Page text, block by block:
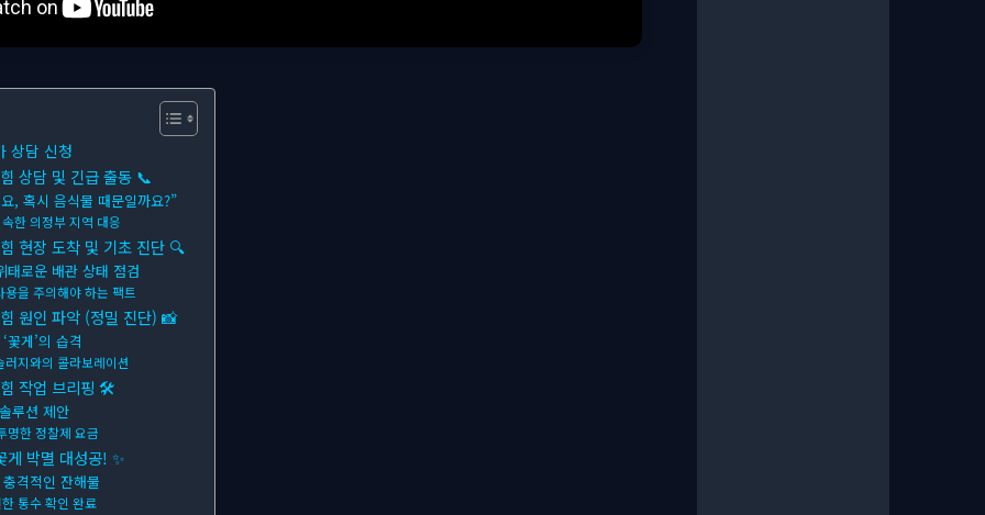
상담 신청
상담 및 긴급 출동 📞
, 혹시 음식물 때문일까요?”
한 의정부 지역 대응
현장 도착 및 기초 진단 🔍
태로운 배관 상태 점검
을 주의해야 하는 팩트
원인 파악 (정밀 진단) 📸
꽃게’의 습격
지와의 콜라보레이션
작업 브리핑 🛠
루션 제안
명한 정찰제 요금
게 박멸 대성공! ✨
격적인 잔해물
통수 확인 완료